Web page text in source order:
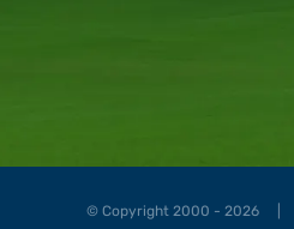
© Copyright 2000 - 2026 |